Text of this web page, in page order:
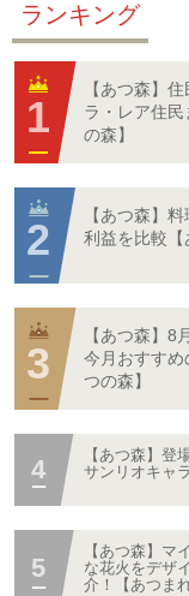
ランキング
【あつ森】
ラ・レア住
の森】
【あつ森】
利益を比較【
【あつ森】
今月おすす
つの森】
【あつ森】登
サンリオキャ
【あつ森】マ
な花火をデザ
介！【あつま